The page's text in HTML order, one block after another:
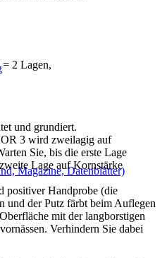
Magazine, Datenblätter)
2 Lagen,
und grundiert.
3 wird zweilagig auf
Sie, bis die erste Lage
Lage auf Kornstärke
positiver Handprobe (die
und der Putz färbt beim Auflegen
mit der langborstigen
Verhindern Sie dabei